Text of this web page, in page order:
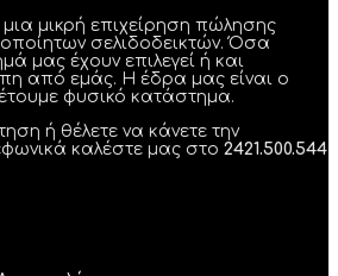
μια μικρή επιχείρηση πώλησης
σελιδοδεικτών. Όσα
μας έχουν επιλεγεί ή και
από εμάς. Η έδρα μας είναι ο
φυσικό κατάστημα.
ή θέλετε να κάνετε την
καλέστε μας στο 2421.500.544